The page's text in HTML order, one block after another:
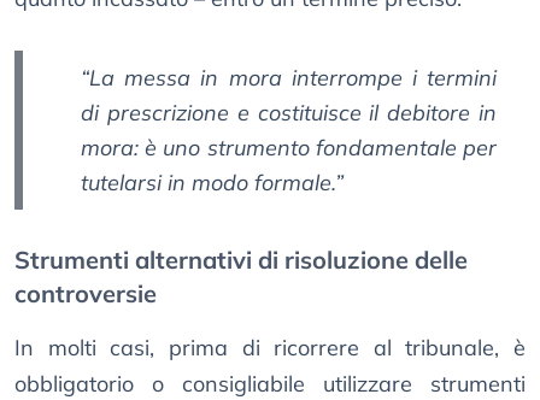
“La messa in mora interrompe i termini
di prescrizione e costituisce il debitore in
mora: è uno strumento fondamentale per
tutelarsi in modo formale.”
Strumenti alternativi di risoluzione delle
controversie
In molti casi, prima di ricorrere al tribunale, è
obbligatorio o consigliabile utilizzare strumenti